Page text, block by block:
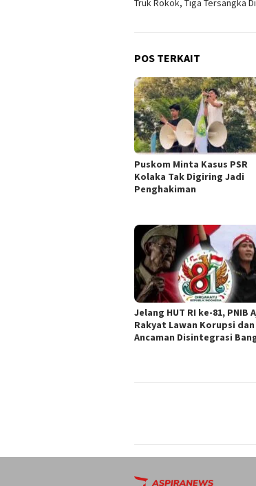
Truk Rokok, Tiga Tersangka
POS TERKAIT
‎Puskom Minta Kasus PSR
Kolaka Tak Digiring Jadi
Penghakiman
Jelang HUT RI ke-81, PNIB
Rakyat Lawan Korupsi dan
Ancaman Disintegrasi